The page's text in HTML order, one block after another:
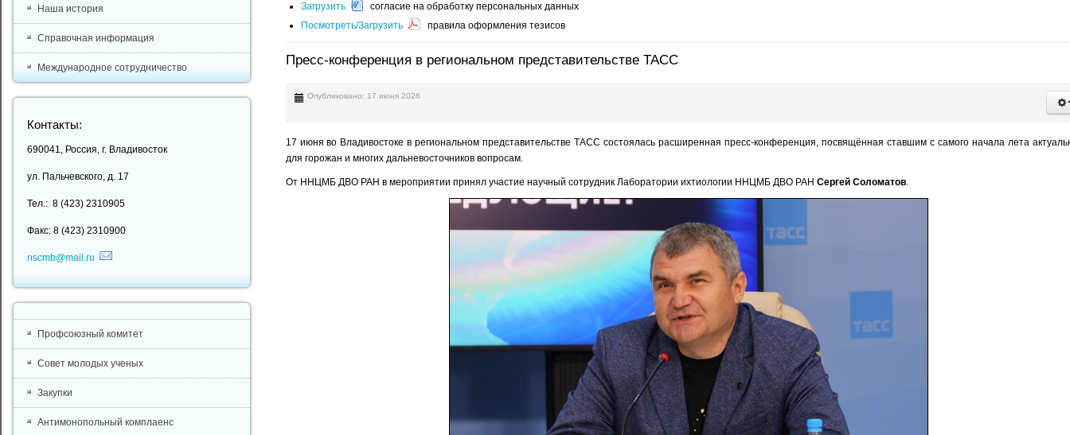
Загрузить
согласие на обработку персональных данных
Посмотреть/Загрузить
правила оформления тезисов
Пресс-конференция в региональном представительстве ТАСС
Опубликовано: 17 июня 2026
17 июня во Владивостоке в региональном представительстве ТАСС состоялась расширенная пресс-конференция, посвящённая ставшим с самого начала лета
для горожан и многих дальневосточников вопросам.
От ННЦМБ ДВО РАН в мероприятии принял участие научный сотрудник Лаборатории ихтиологии ННЦМБ ДВО РАН Сергей Соломатов.
Наша история
Справочная информация
Международное сотрудничество
Контакты:
690041, Россия, г. Владивосток
ул. Пальчевского, д. 17
Тел.: 8 (423) 2310905
Факс: 8 (423) 2310900
nscmb@mail.ru
Профсоюзный комитет
Совет молодых ученых
Закупки
Антимонопольный комплаенс